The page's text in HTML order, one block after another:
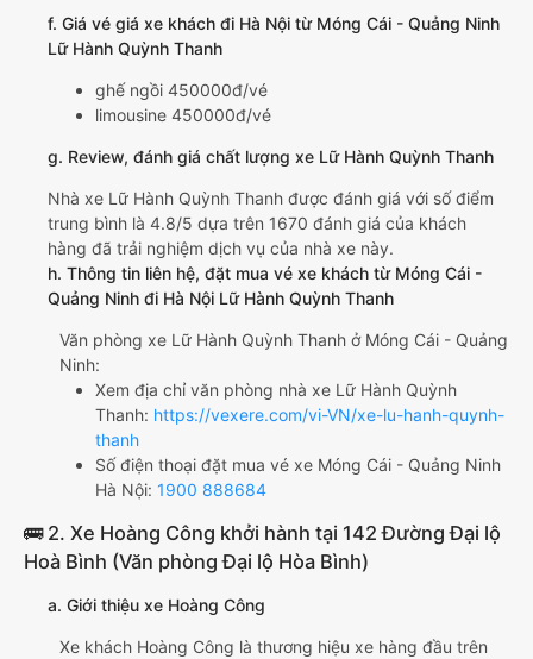
f. Giá vé giá xe khách đi Hà Nội từ Móng Cái - Quảng Ninh
Lữ Hành Quỳnh Thanh
ghế ngồi 450000đ/vé
limousine 450000đ/vé
g. Review, đánh giá chất lượng xe Lữ Hành Quỳnh Thanh
Nhà xe Lữ Hành Quỳnh Thanh được đánh giá với số điểm
trung bình là 4.8/5 dựa trên 1670 đánh giá của khách
hàng đã trải nghiệm dịch vụ của nhà xe này.
h. Thông tin liên hệ, đặt mua vé xe khách từ Móng Cái -
Quảng Ninh đi Hà Nội Lữ Hành Quỳnh Thanh
Văn phòng xe Lữ Hành Quỳnh Thanh ở Móng Cái - Quảng
Ninh:
Xem địa chỉ văn phòng nhà xe Lữ Hành Quỳnh
Thanh: https://vexere.com/vi-VN/xe-lu-hanh-quynh-
thanh
Số điện thoại đặt mua vé xe Móng Cái - Quảng Ninh
Hà Nội: 1900 888684
🚌 2. Xe Hoàng Công khởi hành tại 142 Đường Đại lộ
Hoà Bình (Văn phòng Đại lộ Hòa Bình)
a. Giới thiệu xe Hoàng Công
Xe khách Hoàng Công là thương hiệu xe hàng đầu trên